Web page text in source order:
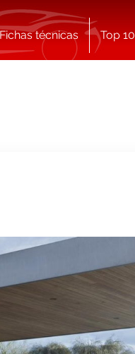
Fichas técnicas Top 10